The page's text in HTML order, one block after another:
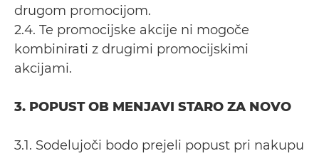
drugom promocijom.
2.4. Te promocijske akcije ni mogoče
kombinirati z drugimi promocijskimi
akcijami.
3. POPUST OB MENJAVI STARO ZA NOVO
3.1. Sodelujoči bodo prejeli popust pri nakupu